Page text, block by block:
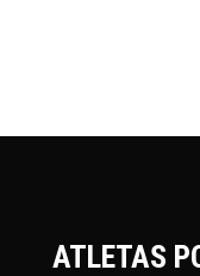
ATLETAS